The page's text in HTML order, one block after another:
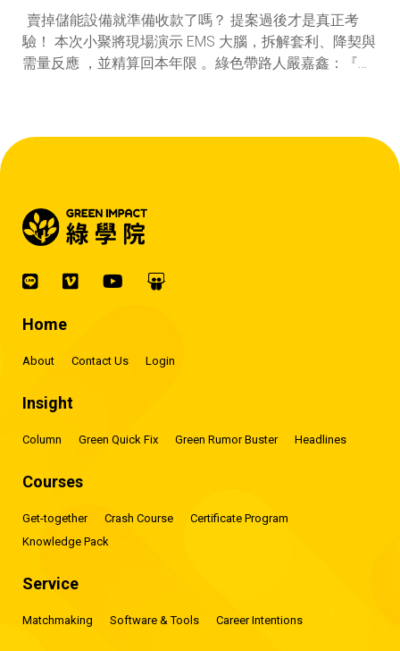
賣掉儲能設備就準備收款了嗎？ 提案過後才是真正考
驗！ 本次小聚將現場演示 EMS 大腦，拆解套利、降契與
需量反應 ，並精算回本年限 。綠色帶路人嚴嘉鑫：『會
Home
About Contact Us Login
Insight
Column Green Quick Fix Green Rumor Buster Headlines
Courses
Get-together Crash Course
Certificate Program
Knowledge Pack
Service
Matchmaking Software & Tools Career Intentions